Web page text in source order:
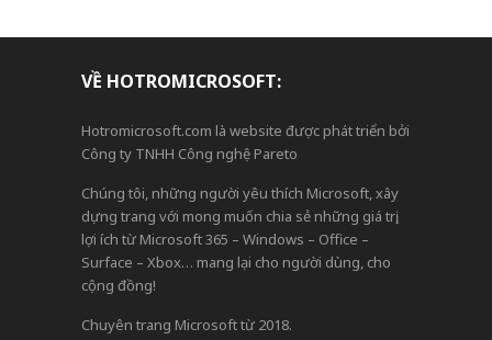
VỀ HOTROMICROSOFT:
Hotromicrosoft.com là website được phát triển bởi
Công ty TNHH Công nghệ Pareto
Chúng tôi, những người yêu thích Microsoft, xây
dựng trang với mong muốn chia sẻ những giá trị,
lợi ích từ Microsoft 365 – Windows – Office –
Surface – Xbox… mang lại cho người dùng, cho
cộng đồng!
Chuyên trang Microsoft từ 2018.